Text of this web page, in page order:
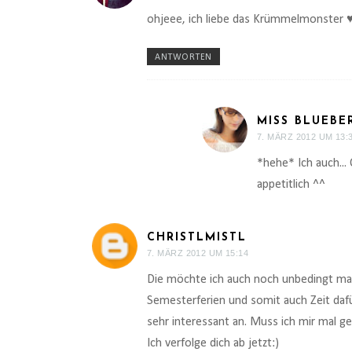
ohjeee, ich liebe das Krümmelmonster
ANTWORTEN
MISS
7. MÄRZ 2012 UM
*hehe* Ich auch...
appetitlich ^^
CHRISTLMISTL
7. MÄRZ 2012 UM 15:14
Die möchte ich auch noch unbedingt
Semesterferien und somit auch Zeit
sehr interessant an. Muss ich mir mal
Ich verfolge dich ab jetzt:)